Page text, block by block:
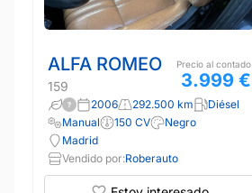
ALFA ROMEO
159
Precio al contado
3.999 €
2006 292.500 km
Diésel
Manual
150 CV
Negro
Madrid
Vendido por:Roberauto